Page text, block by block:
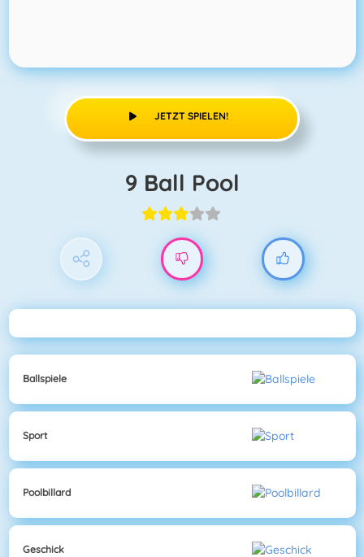
JETZT SPIELEN!
9 Ball Pool
Ballspiele
Sport
Poolbillard
Geschick